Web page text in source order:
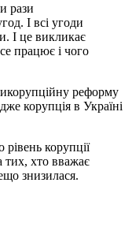
рази
І всі угоди
І це викликає
працює і чого
реформу
корупція в Україні
корупції
тих, хто вважає
знизилася.